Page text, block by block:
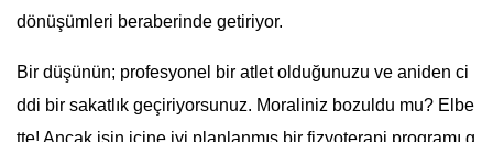
dönüşümleri beraberinde getiriyor.
Bir düşünün; profesyonel bir atlet olduğunuzu ve aniden ci
ddi bir sakatlık geçiriyorsunuz. Moraliniz bozuldu mu? Elbe